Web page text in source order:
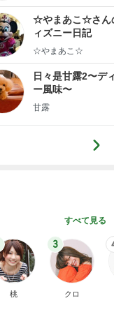
ログ
☆やまあこ☆さん
ィズニー日記
☆やまあこ☆
日々是甘露2〜デ
ー風味〜
甘露
すべて見る
桃
3
クロ